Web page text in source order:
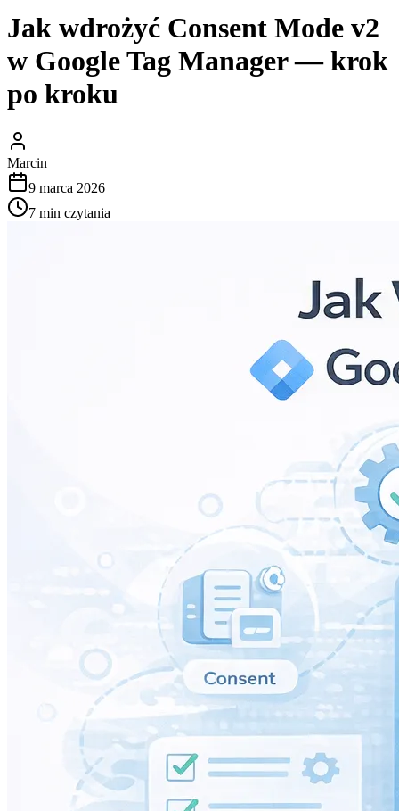
Jak wdrożyć Consent Mode v2
w Google Tag Manager — krok
po kroku
Marcin
9 marca 2026
7 min czytania